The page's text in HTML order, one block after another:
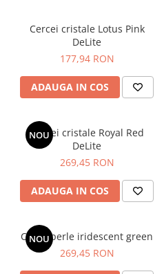
Cercei cristale Lotus Pink
DeLite
177,94 RON
ADAUGA IN COS
NOU
Cercei cristale Royal Red
DeLite
269,45 RON
ADAUGA IN COS
NOU
Colier perle iridescent green
269,45 RON